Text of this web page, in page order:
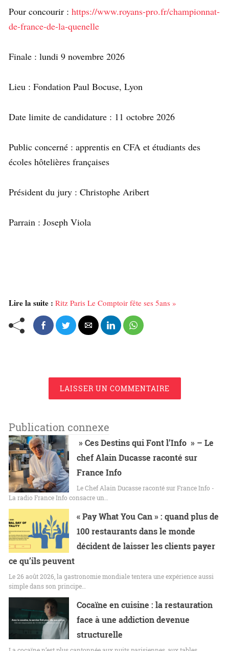
Pour concourir : https://www.royans-pro.fr/championnat-
de-france-de-la-quenelle
Finale : lundi 9 novembre 2026
Lieu : Fondation Paul Bocuse, Lyon
Date limite de candidature : 11 octobre 2026
Public concerné : apprentis en CFA et étudiants des
écoles hôtelières françaises
Président du jury : Christophe Aribert
Parrain : Joseph Viola
Lire la suite : Ritz Paris Le Comptoir fête ses 5ans »
LAISSER UN COMMENTAIRE
Publication connexe
» Ces Destins qui Font l’Info » – Le
chef Alain Ducasse raconté sur
France Info
Le Chef Alain Ducasse raconté sur France Info -
La radio France Info consacre un…
« Pay What You Can » : quand plus de
100 restaurants dans le monde
décident de laisser les clients payer
ce qu’ils peuvent
Le 26 août 2026, la gastronomie mondiale tentera une expérience aussi
simple dans son principe…
Cocaïne en cuisine : la restauration
face à une addiction devenue
structurelle